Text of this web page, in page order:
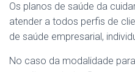
Os planos de saúde da
atender a todos perfis de
de saúde empresarial,
No caso da modalidade